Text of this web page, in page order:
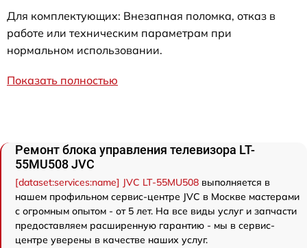
Для комплектующих: Внезапная поломка, отказ в
работе или техническим параметрам при
нормальном использовании.
Показать полностью
Ремонт блока управления телевизора LT-
55MU508 JVC
[dataset:services:name] JVC LT-55MU508 выполняется в
нашем профильном сервис-центре JVC в Москве мастерами
с огромным опытом - от 5 лет. На все виды услуг и запчасти
предоставляем расширенную гарантию - мы в сервис-
центре уверены в качестве наших услуг.